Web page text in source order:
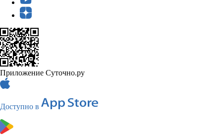
Приложение Суточно.ру
Доступно в